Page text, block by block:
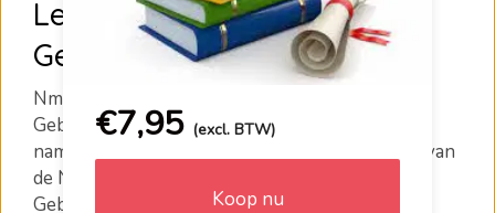
€7,95 (excl. BTW)
Koop nu
Leer het Nederlands met
Gebaren (NmG)
NmG is niet hetzelfde als de Nederlandse
Gebarentaal. Het Nederlands met Gebaren is
namelijk een taal die ontstaat uit de combinatie van
de Nederlandse spreektaal en de Nederlandse
Gebarentaal. Dit is dus een taal waarmee beide